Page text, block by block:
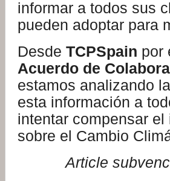
informar a todos sus
pueden adoptar para
Desde TCPSpain por
Acuerdo de
estamos analizando
esta información a
intentar compensar
sobre el Cambio
Article